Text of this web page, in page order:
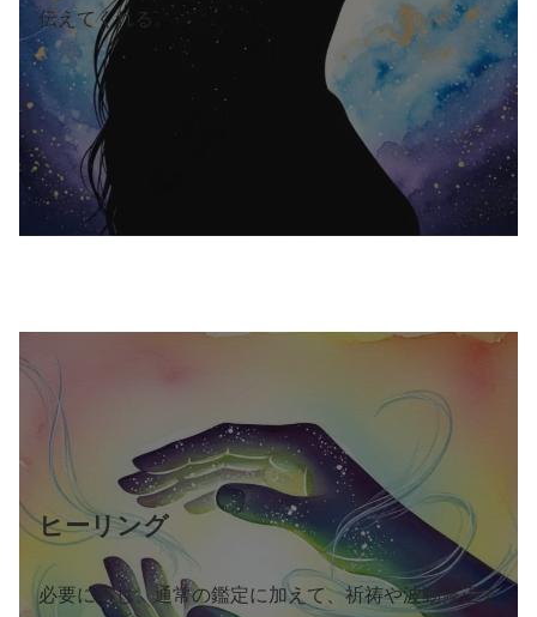
伝えてくれる。
ヒーリング
必要に応じ、通常の鑑定に加えて、祈祷や波動修正で